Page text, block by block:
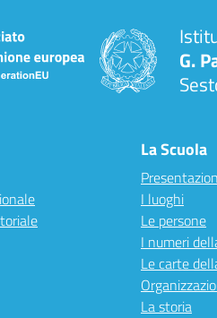
G.
La Scuola
I luoghi
Le persone
I numeri
Le carte
La storia